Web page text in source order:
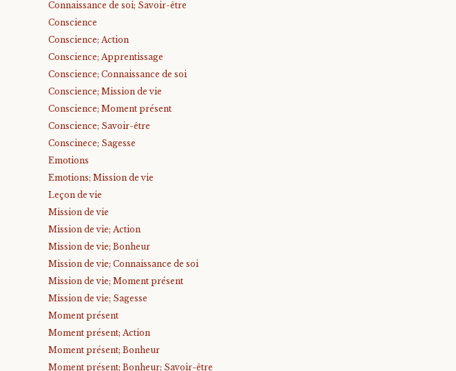
Connaissance de soi; Savoir-être
Conscience
Conscience; Action
Conscience; Apprentissage
Conscience; Connaissance de soi
Conscience; Mission de vie
Conscience; Moment présent
Conscience; Savoir-être
Conscinece; Sagesse
Emotions
Emotions; Mission de vie
Leçon de vie
Mission de vie
Mission de vie; Action
Mission de vie; Bonheur
Mission de vie; Connaissance de soi
Mission de vie; Moment présent
Mission de vie; Sagesse
Moment présent
Moment présent; Action
Moment présent; Bonheur
Moment présent; Bonheur; Savoir-être